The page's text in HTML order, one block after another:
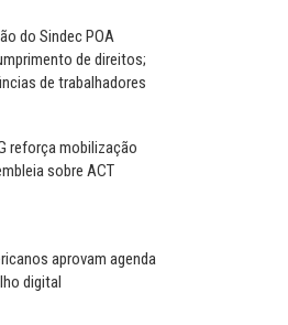
do Sindec POA
de direitos;
de trabalhadores
reforça mobilização
sobre ACT
aprovam agenda
digital